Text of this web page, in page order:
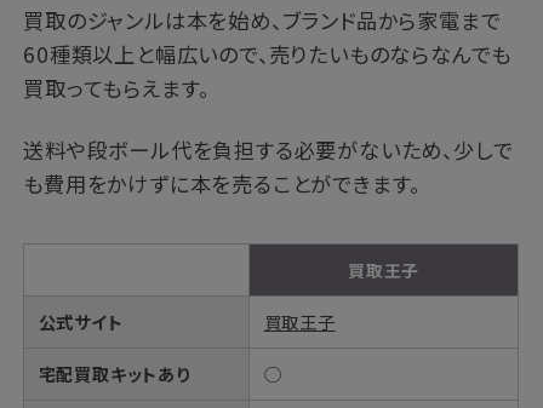
買取のジャンルは本を始め、ブランド品から家電まで
60種類以上と幅広いので、売りたいものならなんでも
買取ってもらえます。
送料や段ボール代を負担する必要がないため、少しで
も費用をかけずに本を売ることができます。
買取王子
公式サイト 買取王子
宅配買取キットあり ◯